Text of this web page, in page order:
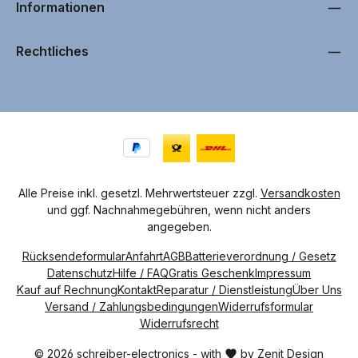
i
a
g
e
7
a
g
Informationen
Rechtliches
Alle Preise inkl. gesetzl. Mehrwertsteuer zzgl. Versandkosten
und ggf. Nachnahmegebühren, wenn nicht anders
angegeben.
© 2026 schreiber-electronics - with by Zenit Design
RücksendeformularAnfahrtAGBBatterieverordnung / Gesetz
DatenschutzHilfe / FAQGratis GeschenkImpressum
Kauf auf RechnungKontaktReparatur / DienstleistungÜber Uns
Versand / ZahlungsbedingungenWiderrufsformular
Widerrufsrecht